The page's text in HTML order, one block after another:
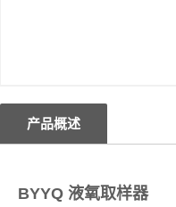
产品概述
BYYQ 液氧取样器